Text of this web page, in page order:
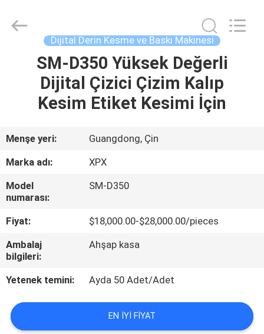
EVDE
ÜRÜN
VIDEOLAR
GÖSTERISI
HAKKIMIZDA
TURU
Machinery
Equipment
Dijital Derin Kesme ve Baskı Makinesi
SM-D350 Yüksek Değerli
Dijital Çizici Çizim Kalıp
Kesim Etiket Kesimi İçin
Menşe yeri:
Guangdong, Çin
Marka adı:
XPX
Model
numarası:
SM-D350
Fiyat:
$18,000.00-$28,000.00/pieces
Ambalaj
bilgileri:
Ahşap kasa
Yetenek temini: Ayda 50 Adet/Adet
EN IYI FIYAT